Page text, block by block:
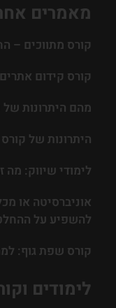
לימודים
מאמרים
קורס מתווכים –
קורס קידום
מהם היתרונות
היתרונות של
לימודי שיווק: מה
אוניברסיטה או
להשפיע על
קורס שפת גוף: